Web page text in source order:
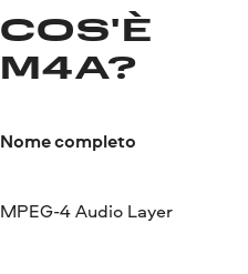
COS'È
M4A?
Nome completo
MPEG-4 Audio Layer